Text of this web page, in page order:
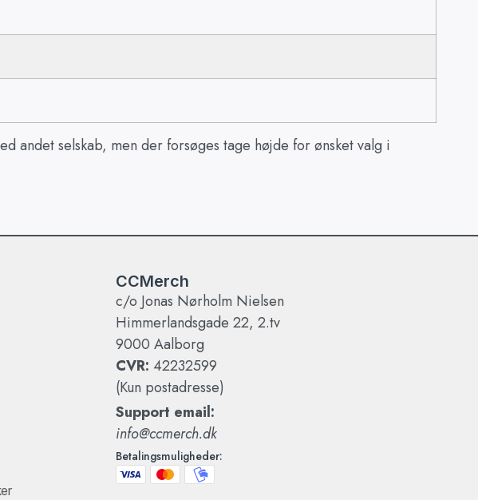
andet selskab, men der forsøges tage højde for ønsket valg i
CCMerch
c/o Jonas Nørholm Nielsen
Himmerlandsgade 22, 2.tv
9000 Aalborg
CVR: 42232599
(Kun postadresse)
Support email:
info@ccmerch.dk
Betalingsmuligheder: